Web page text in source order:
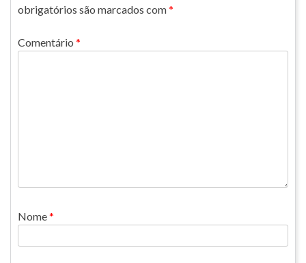
obrigatórios são marcados com*
Comentário *
Nome*